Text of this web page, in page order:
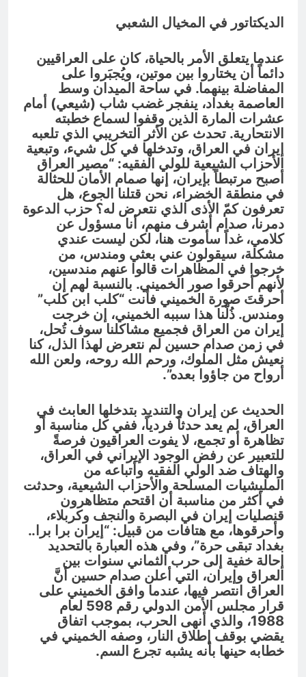
الديكتاتور في المخيال الشعبي
عندما يتعلق الأمر بالحياة، كان على العراقيين
دائماً أن يختاروا بين موتين، ويُجبَروا على
المفاضلة بينهما. في ساحة الميدان وسط
العاصمة بغداد، ينفجر غضب شاب (شيعي) أمام
عشرات المارة الذين وقفوا لسماع خطبته
الانتحارية. تحدث عن الأثر التخريبي الذي تلعبه
إيران في العراق، وتدخلها في كل شيء، وتبعية
الأحزاب الشيعية للولي الفقيه: “مصير العراق
أصبح مرتبطاً بإيران، إنها صمام الأمان للحثالة
في منطقة الخضراء، نحن قتلنا الجوع، هل
تعرفون كمّ الأذى الذي نتعرض له؟ حزب الدعوة
دمرنا، صدام أشرف منهم، أنا مسؤول عن
كلامي، غداً سأموت هنا، لكن ليست عندي
مشكلة، سيقولون عني بعثي ومندس، من
خرجوا في المظاهرات قالوا عنهم مندسين،
لأنهم أحرقوا صور الخميني. بالنسبة لهم إن
أحرقتَ صورة الخميني فأنت “كلب ابن كلب”
ومندس. ذُلَّنا هذا سببه الخميني، إن خرجت
إيران من العراق فجميع مشاكلنا سوف تُحل،
في زمن صدام حسين لم نتعرض لهذا الذل، كنا
نعيش مثل الملوك، ورحم الله روحه، ولعن الله
أرواح من جاؤوا بعده”.
الحديث عن إيران والتنديد بتدخلها العابث في
العراق، لم يعد حدثاً فردياً، ففي كل مناسبة أو
تظاهرة أو تجمع، لا يفوت العراقيون فرصةً
للتعبير عن رفض الوجود الإيراني في العراق،
والهتاف ضد الولي الفقيه وأتباعه من
المليشيات المسلحة والأحزاب الشيعية، وحدثت
في أكثر من مناسبة أن اقتحم متظاهرون
قنصليات إيران في البصرة والنجف وكربلاء،
وأحرقوها، مع هتافات من قبيل: “إيران برا برا..
بغداد تبقى حرة”، وفي هذه العبارة بالتحديد
إحالة خفية إلى حرب الثماني سنوات بين
العراق وإيران، التي أعلن صدام حسين أنَّ
العراق انتصر فيها، عندما وافق الخميني على
قرار مجلس الأمن الدولي رقم 598 لعام
1988، والذي أنهى الحرب، بموجب اتفاق
يقضي بوقف إطلاق النار، وصفه الخميني في
خطابه حينها بأنه يشبه تجرع السم.